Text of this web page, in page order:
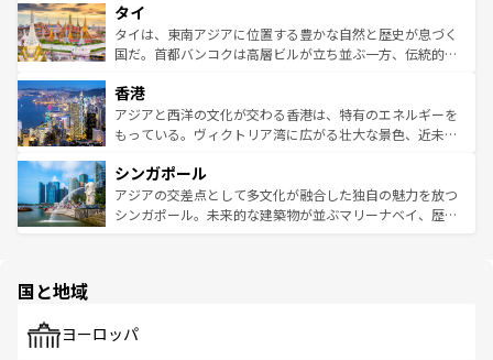
リティに包まれながら、韓国の多彩な魅力を心ゆくまで味
わってみてほしい。 なお、新着の韓国情報はコンテンツ一
覧を参照してほしい。
急速な発展と共に伝統が息づく。ハノイの古い町並みやホ
ーチミン市のフランス統治時代の建物も、独特の雰囲気を
醸し出している。また、バラエティの豊かさとおいしさで
とつ。フォーやバインミー、ベトナムコーヒーなどは、ぜ
ひ現地で味わいたい。どの地域を訪れてもあたたかい人々
が旅行者を迎えてくれるので、きっと忘れられない旅にな
参照してほしい。
タイ
タイは、東南アジアに位置する豊かな自然と歴史が息づく
国だ。首都バンコクは高層ビルが立ち並ぶ一方、伝統的な
の活気が交差している。北部ではチェンマイなどの山岳地
帯で自然と触れ合い、南部ではプーケットやクラビの美し
いビーチでリゾート気分を楽しむことができる。タイ料理
激する。気候は一年中温暖で、どの季節にも異なる楽しみ
が待っている。親しみやすいタイの人々、仏教を中心とし
た文化、そして多様な観光資源が、訪れる旅人を魅了し続
香港
アジアと西洋の文化が交わる香港は、特有のエネルギーを
もっている。ヴィクトリア湾に広がる壮大な景色、近未来
み、どこを訪れても感動するはず。観光スポットが密集し
ており、効率よく見どころを回れるのも魅力。息をのむよ
うな絶景から文化的な体験まで、香港を存分に楽しみ尽く
シンガポール
アジアの交差点として多文化が融合した独自の魅力を放つ
シンガポール。未来的な建築物が並ぶマリーナベイ、歴史
で、ホーカーズは地元の風情を楽しめる外せないスポット
国と地域
ヨーロッパ